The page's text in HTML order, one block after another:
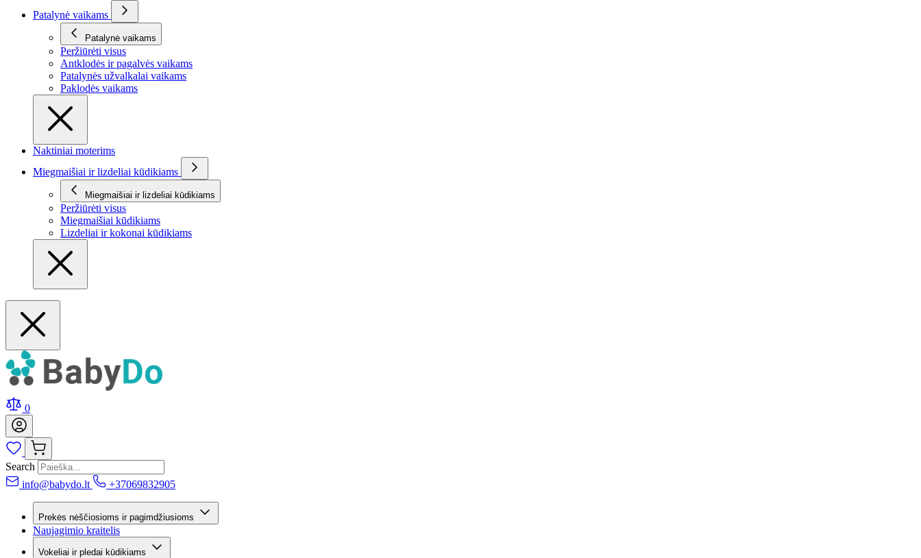
Patalynė vaikams
Patalynė vaikams
Peržiūrėti visus
Antklodės ir pagalvės vaikams
Patalynės užvalkalai vaikams
Paklodės vaikams
Naktiniai moterims
Miegmaišiai ir lizdeliai kūdikiams
Miegmaišiai ir lizdeliai kūdikiams
Peržiūrėti visus
Miegmaišiai kūdikiams
Lizdeliai ir kokonai kūdikiams
0
Search
info@babydo.lt
+37069832905
Prekės nėščiosioms ir pagimdžiusioms
Naujagimio kraitelis
Vokeliai ir pledai kūdikiams